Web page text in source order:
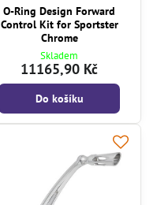
O-Ring Design Forward
Control Kit for Sportster
Chrome
Skladem
11165,90 Kč
Do košíku